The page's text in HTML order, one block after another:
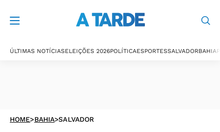
ÚLTIMAS NOTÍCIASELEIÇÕES 2026POLÍTICAESPORTESSALVADORBAHIA
HOME>BAHIA>SALVADOR